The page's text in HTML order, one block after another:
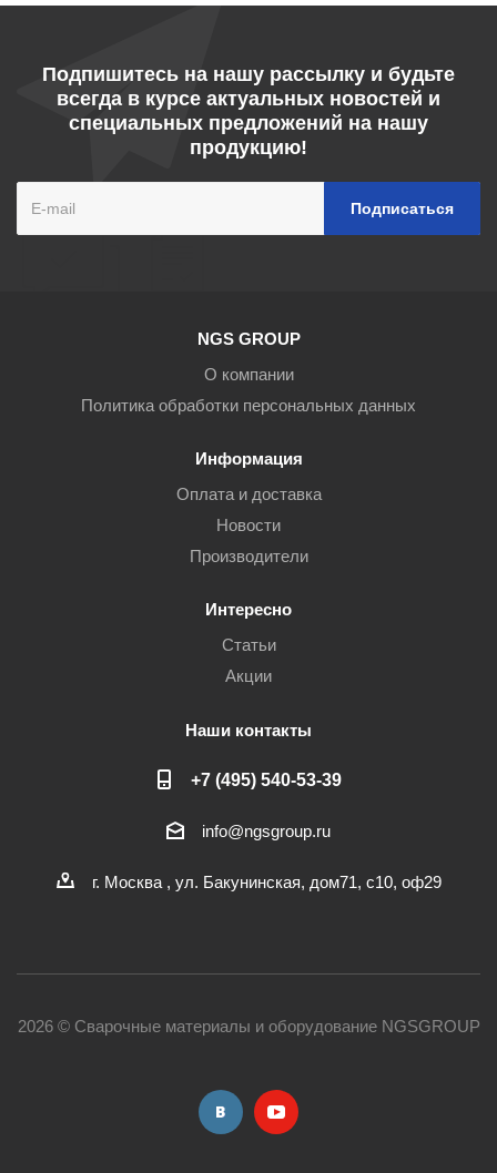
Подпишитесь на нашу рассылку и будьте
всегда в курсе актуальных новостей и
специальных предложений на нашу
продукцию!
NGS GROUP
О компании
Политика обработки персональных данных
Информация
Оплата и доставка
Новости
Производители
Интересно
Статьи
Акции
Наши контакты
+7 (495) 540-53-39
info@ngsgroup.ru
г. Москва , ул. Бакунинская, дом71, с10, оф29
2026 © Сварочные материалы и оборудование NGSGROUP